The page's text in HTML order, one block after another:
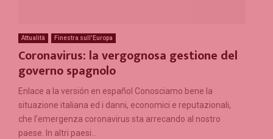
Attualità Finestra sull'Europa
Coronavirus: la vergognosa gestione del
governo spagnolo
Enlace a la versión en español Conosciamo bene la
situazione italiana ed i danni, economici e reputazionali,
che l’emergenza coronavirus sta arrecando al nostro
paese. In altri paesi...